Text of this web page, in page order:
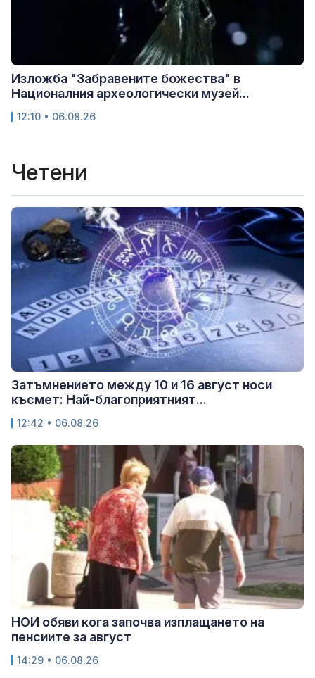
Изложба "Забравените божества" в
Националния археологически музей...
12:10 • 06.08.26
Четени
Затъмнението между 10 и 16 август носи
късмет: Най-благоприятният...
12:42 • 06.08.26
НОИ обяви кога започва изплащането на
пенсиите за август
14:29 • 06.08.26